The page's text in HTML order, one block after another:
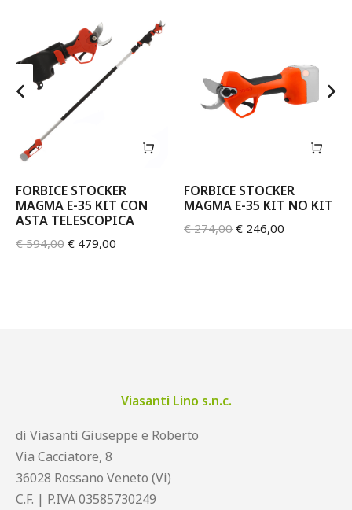
FORBICE STOCKER
MAGMA E-35 KIT CON
ASTA TELESCOPICA
€594,00 € 479,00
FORBICE STOCKER
MAGMA E-35 KIT NO KIT
€274,00 € 246,00
Viasanti Lino s.n.c.
di Viasanti Giuseppe e Roberto
Via Cacciatore, 8
36028 Rossano Veneto (Vi)
C.F. | P.IVA 03585730249